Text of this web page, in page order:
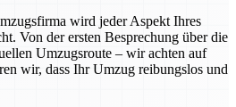
wird jeder Aspekt Ihres
Von der ersten Besprechung über die
Umzugsroute – wir achten auf
wir, dass Ihr Umzug reibungslos und